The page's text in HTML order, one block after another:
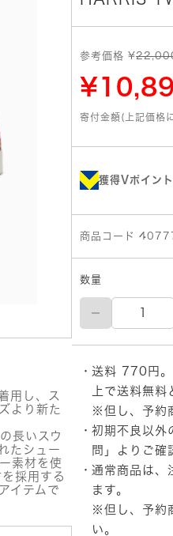
用し、ス
より新た
長いスウ
たシュー
素材を使
採用する
イテムで
参考価格 ¥
寄付金額(上記価格
獲得Vポイント
商品コード
数量
23.5cm
PUMA
レ
デ
ー
ス
ス
ウ
ェ
ー
VTG
HARRIS
TWEED(レ
ッ
送料 770円。
上で送料無料
※但し、予約
初期不良以外
問」
よりご確
通常商品は、
ます。
※但し、予約
い。